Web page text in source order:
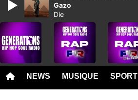
NEWS MUSIQUE SPORT
Gazo
Die